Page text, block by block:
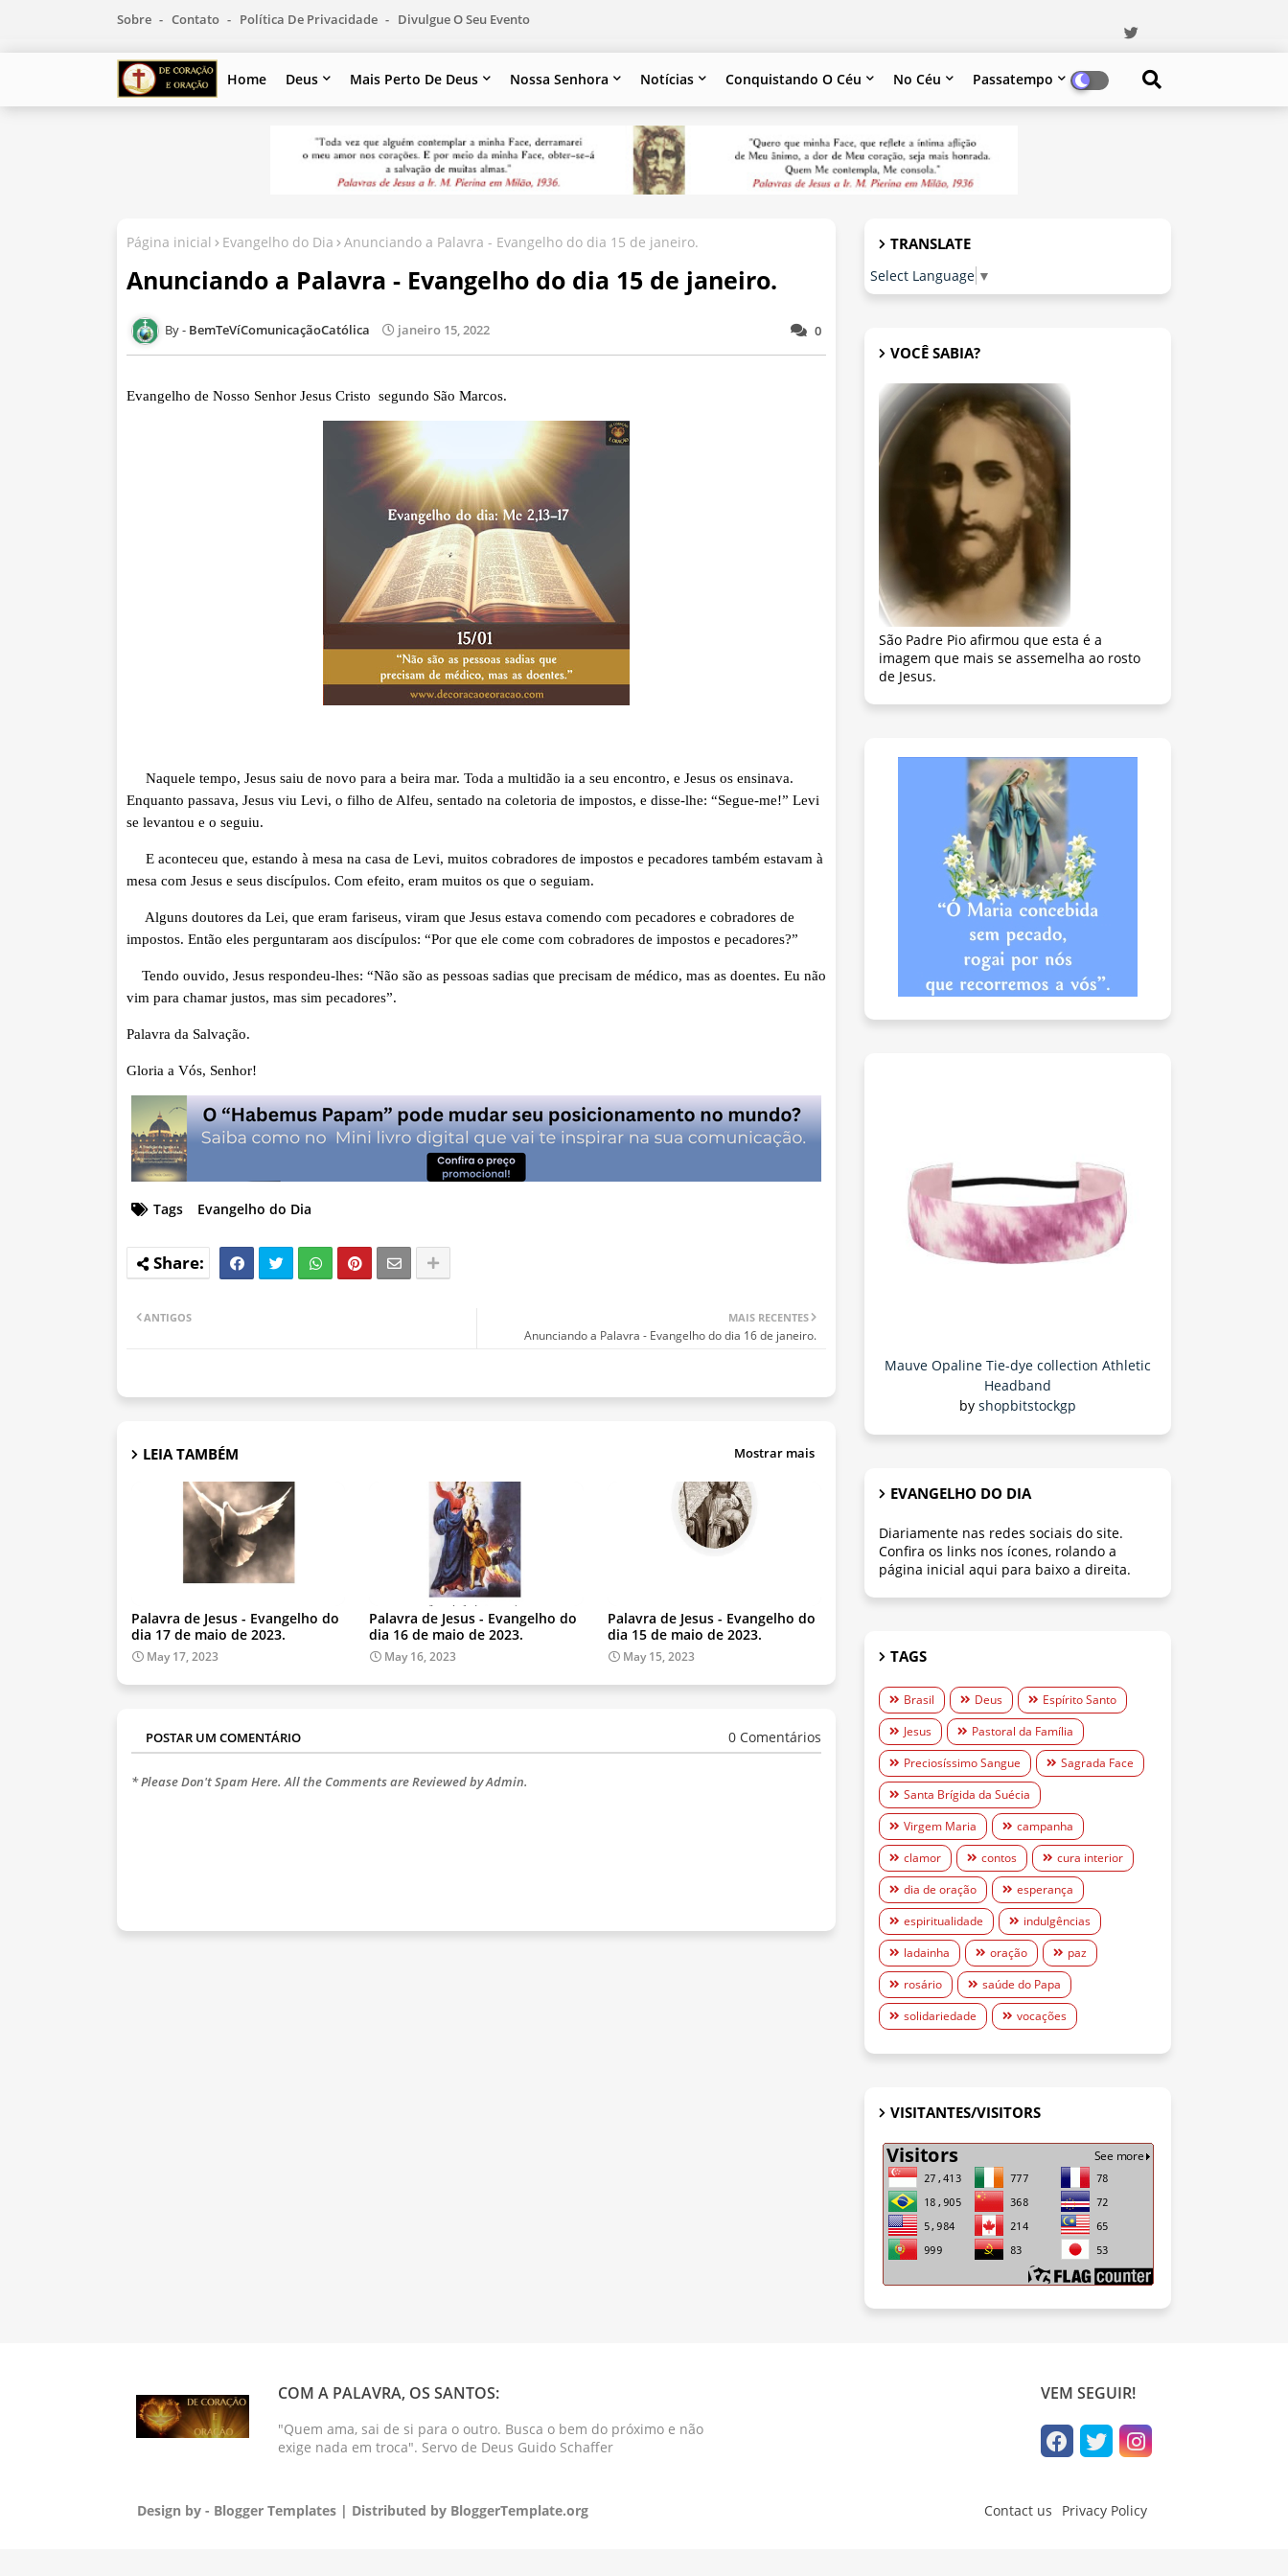
Sobre Contato Política De Privacidade Divulgue O Seu Evento
Home Deus Mais Perto De Deus Nossa Senhora Notícias Conquistando O Céu No Céu Passatempo
Página inicial Evangelho do Dia Anunciando a Palavra - Evangelho do dia 15 de janeiro.
Anunciando a Palavra - Evangelho do dia 15 de janeiro.
0
BemTeVíComunicaçãoCatólica janeiro 15, 2022
Evangelho de Nosso Senhor Jesus Cristo segundo São Marcos.
Naquele tempo, Jesus saiu de novo para a beira mar. Toda a multidão ia a seu encontro, e Jesus os ensinava.
Enquanto passava, Jesus viu Levi, o filho de Alfeu, sentado na coletoria de impostos, e disse-lhe: “Segue-me!” Levi
se levantou e o seguiu.
E aconteceu que, estando à mesa na casa de Levi, muitos cobradores de impostos e pecadores também estavam à
mesa com Jesus e seus discípulos. Com efeito, eram muitos os que o seguiam.
Alguns doutores da Lei, que eram fariseus, viram que Jesus estava comendo com pecadores e cobradores de
impostos. Então eles perguntaram aos discípulos: “Por que ele come com cobradores de impostos e pecadores?”
Tendo ouvido, Jesus respondeu-lhes: “Não são as pessoas sadias que precisam de médico, mas as doentes. Eu não
vim para chamar justos, mas sim pecadores”.
Palavra da Salvação.
Gloria a Vós, Senhor!
Tags Evangelho do Dia
MAIS RECENTES
Anunciando a Palavra - Evangelho do dia 16 de janeiro.
ANTIGOS
LEIA TAMBÉM Mostrar mais
Palavra de Jesus - Evangelho do
dia 17 de maio de 2023.
May 17, 2023
Palavra de Jesus - Evangelho do
dia 16 de maio de 2023.
May 16, 2023
Palavra de Jesus - Evangelho do
dia 15 de maio de 2023.
May 15, 2023
POSTAR UM COMENTÁRIO 0 Comentários
* Please Don't Spam Here. All the Comments are Reviewed by Admin.
TRANSLATE
Select Language ▼
VOCÊ SABIA?
São Padre Pio afirmou que esta é a
imagem que mais se assemelha ao rosto
de Jesus.
Mauve Opaline Tie-dye collection Athletic
Headband
by shopbitstockgp
EVANGELHO DO DIA
Diariamente nas redes sociais do site.
Confira os links nos ícones, rolando a
página inicial aqui para baixo a direita.
TAGS
Brasil Deus
Espírito Santo
Jesus
Pastoral da Família
Preciosíssimo Sangue
Sagrada Face
Santa Brígida da Suécia
Virgem Maria
campanha
clamor
contos
cura interior
dia de oração
esperança
espiritualidade
indulgências
ladainha
oração
paz
rosário
saúde do Papa
solidariedade
vocações
VISITANTES/VISITORS
COM A PALAVRA, OS SANTOS:
"Quem ama, sai de si para o outro. Busca o bem do próximo e não
exige nada em troca". Servo de Deus Guido Schaffer
VEM SEGUIR!
Contact us Privacy Policy
Design by - Blogger Templates | Distributed by BloggerTemplate.org